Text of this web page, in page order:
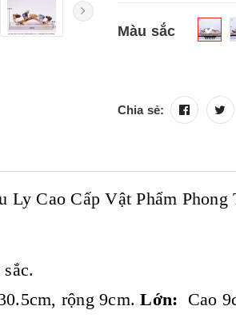
Màu sắc
Chia sẻ:
Cao Cấp Vật Phẩm Phong
rộng 9cm.Lớn: Cao